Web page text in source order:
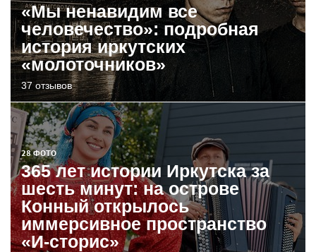
«Мы ненавидим все
человечество»: подробная
история иркутских
«молоточников»
37 отзывов
28 ФОТО
365 лет истории Иркутска за
шесть минут: на острове
Конный открылось
иммерсивное пространство
«И-сторис»